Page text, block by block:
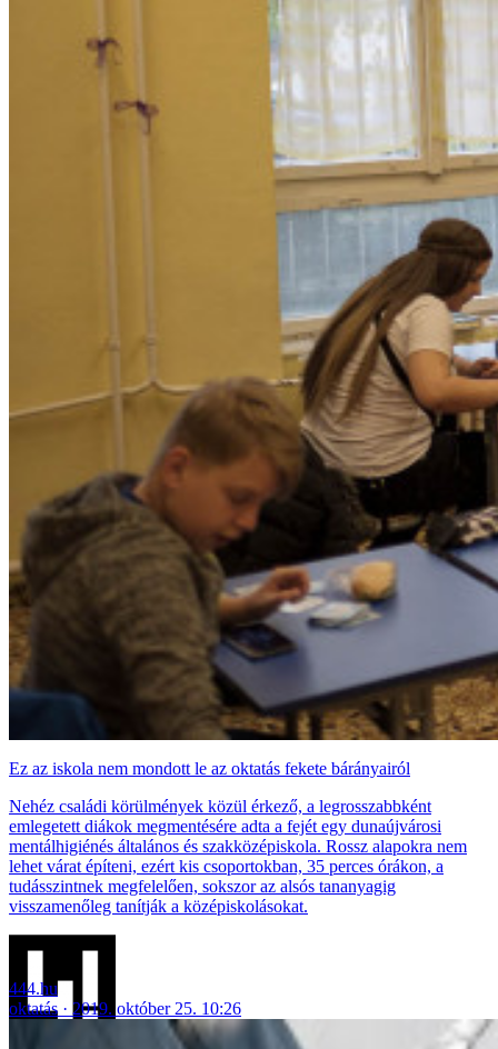
Ez az iskola nem mondott le az oktatás fekete bárányairól
Nehéz családi körülmények közül érkező, a legrosszabbként
emlegetett diákok megmentésére adta a fejét egy dunaújvárosi
mentálhigiénés általános és szakközépiskola. Rossz alapokra nem
lehet várat építeni, ezért kis csoportokban, 35 perces órákon, a
tudásszintnek megfelelően, sokszor az alsós tananyagig
visszamenőleg tanítják a középiskolásokat.
444.hu
oktatás
2019. október 25. 10:26